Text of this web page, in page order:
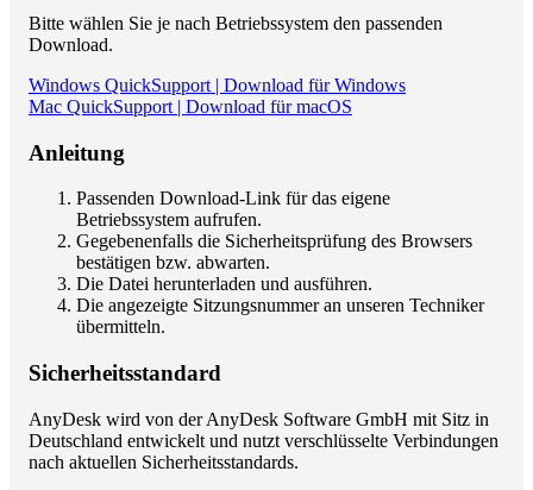
Bitte wählen Sie je nach Betriebssystem den passenden
Download.
Windows QuickSupport | Download für Windows
Mac QuickSupport | Download für macOS
Anleitung
Passenden Download-Link für das eigene
Betriebssystem aufrufen.
Gegebenenfalls die Sicherheitsprüfung des Browsers
bestätigen bzw. abwarten.
Die Datei herunterladen und ausführen.
Die angezeigte Sitzungsnummer an unseren Techniker
übermitteln.
Sicherheitsstandard
AnyDesk wird von der AnyDesk Software GmbH mit Sitz in
Deutschland entwickelt und nutzt verschlüsselte Verbindungen
nach aktuellen Sicherheitsstandards.